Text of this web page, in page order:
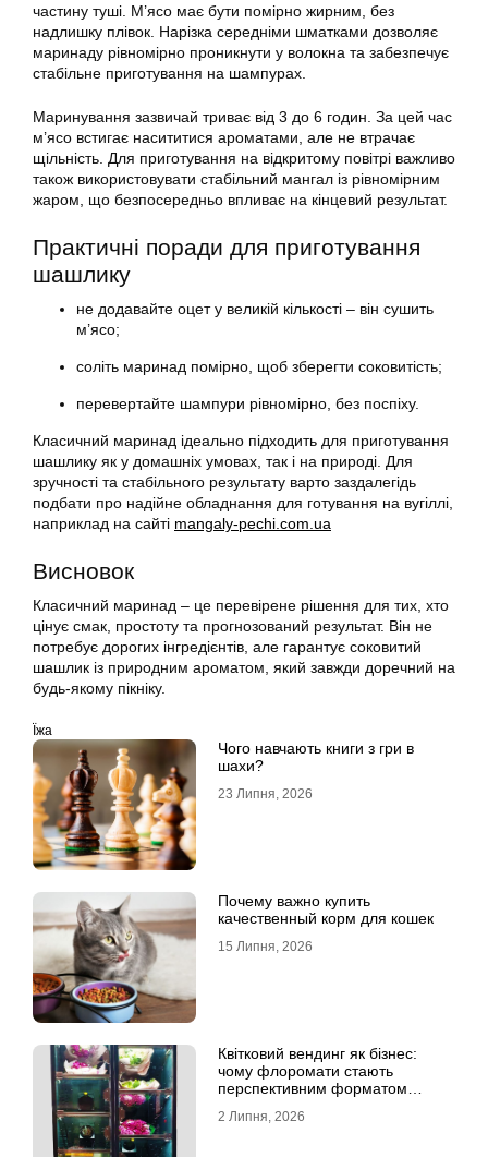
частину туші. М’ясо має бути помірно жирним, без
надлишку плівок. Нарізка середніми шматками дозволяє
маринаду рівномірно проникнути у волокна та забезпечує
стабільне приготування на шампурах.
Маринування зазвичай триває від 3 до 6 годин. За цей час
м’ясо встигає насититися ароматами, але не втрачає
щільність. Для приготування на відкритому повітрі важливо
також використовувати стабільний мангал із рівномірним
жаром, що безпосередньо впливає на кінцевий результат.
Практичні поради для приготування
шашлику
не додавайте оцет у великій кількості – він сушить
м’ясо;
соліть маринад помірно, щоб зберегти соковитість;
перевертайте шампури рівномірно, без поспіху.
Класичний маринад ідеально підходить для приготування
шашлику як у домашніх умовах, так і на природі. Для
зручності та стабільного результату варто заздалегідь
подбати про надійне обладнання для готування на вугіллі,
наприклад на сайті mangaly-pechi.com.ua
Висновок
Класичний маринад – це перевірене рішення для тих, хто
цінує смак, простоту та прогнозований результат. Він не
потребує дорогих інгредієнтів, але гарантує соковитий
шашлик із природним ароматом, який завжди доречний на
будь-якому пікніку.
Їжа
Чого навчають книги з гри в
шахи?
23 Липня, 2026
Почему важно купить
качественный корм для кошек
15 Липня, 2026
Квітковий вендинг як бізнес:
чому флоромати стають
перспективним форматом
2 Липня, 2026